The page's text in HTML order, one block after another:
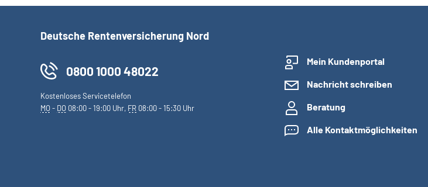
Deutsche Rentenversicherung Nord
0800 1000 48022
Kostenloses Servicetelefon
MO- DO 08:00 - 19:00 Uhr, FR 08:00 - 15:30 Uhr
Mein Kundenportal
Nachricht schreiben
Beratung
Alle Kontaktmöglichkeiten